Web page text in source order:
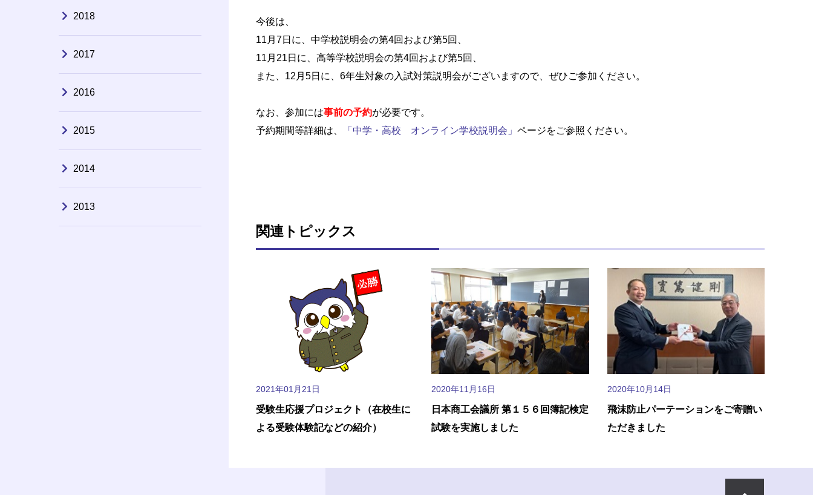
2018
2017
2016
2015
2014
2013
今後は、
11月7日に、中学校説明会の第4回および第5回、
11月21日に、高等学校説明会の第4回および第5回、
また、12月5日に、6年生対象の入試対策説明会がございますので、ぜひご参加ください。
なお、参加には事前の予約が必要です。
予約期間等詳細は、
「中学・高校 オンライン学校説明会」ページをご参照ください。
関連トピックス
2021年01月21日
受験生応援プロジェクト（在校生に
よる受験体験記などの紹介）
2020年11月16日
日本商工会議所 第１５６回簿記検定
試験を実施しました
2020年10月14日
飛沫防止パーテーションをご寄贈い
ただきました